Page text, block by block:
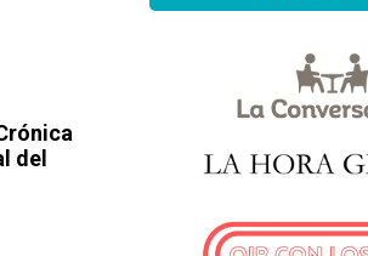
del